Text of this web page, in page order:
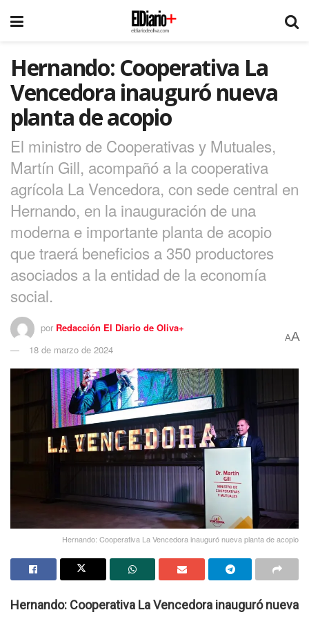
Hernando: Cooperativa La
Vencedora inauguró nueva
planta de acopio
El ministro de Cooperativas y Mutuales,
Martín Gill, acompañó a la cooperativa
agrícola La Vencedora, con sede central en
Hernando, en la inauguración de una
moderna e importante planta de acopio
que traerá beneficios a 350 productores
asociados a la entidad de la economía
social.
por Redacción El Diario de Oliva+
18 de marzo de 2024
AA
Hernando: Cooperativa La Vencedora inauguró nueva planta de acopio
Hernando: Cooperativa La Vencedora inauguró nueva